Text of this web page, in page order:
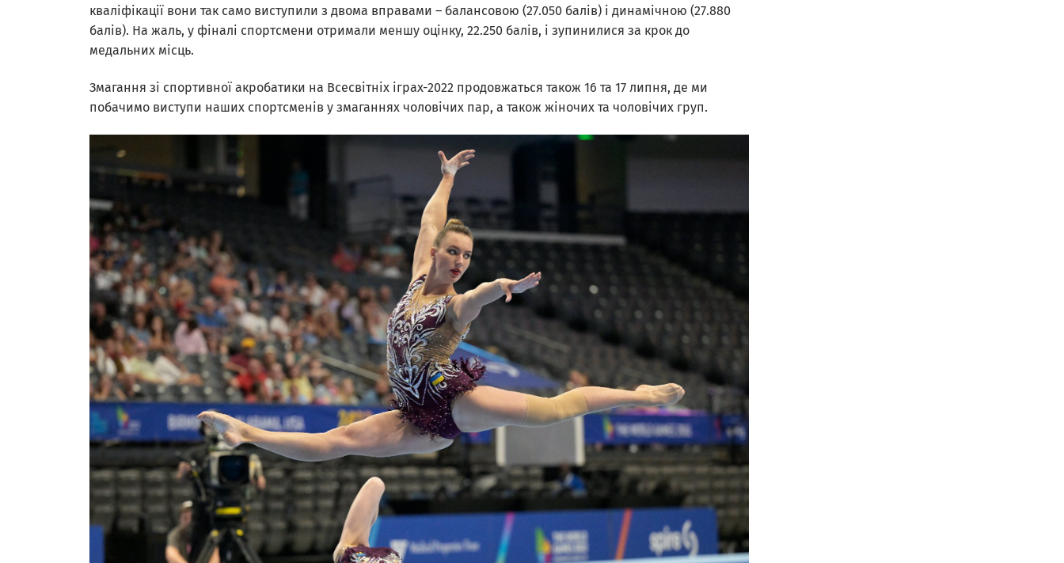
кваліфікації вони так само виступили з двома вправами – балансовою (27.050 балів) і динамічною (27.880
балів). На жаль, у фіналі спортсмени отримали меншу оцінку, 22.250 балів, і зупинилися за крок до
медальних місць.
Змагання зі спортивної акробатики на Всесвітніх іграх-2022 продовжаться також 16 та 17 липня, де ми
побачимо виступи наших спортсменів у змаганнях чоловічих пар, а також жіночих та чоловічих груп.